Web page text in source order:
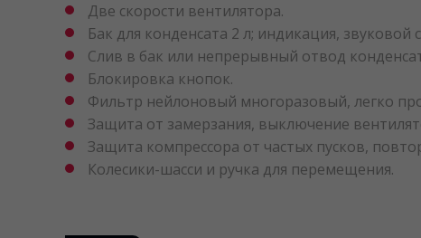
Две скорости вентилятора.
Бак для конденсата 2 л; индикация,
Слив в бак или непрерывный отвод
Блокировка кнопок.
Фильтр нейлоновый многоразовый, легко
Защита от замерзания, выключение
Защита компрессора от частых пусков,
Колесики-шасси и ручка для перемещения.